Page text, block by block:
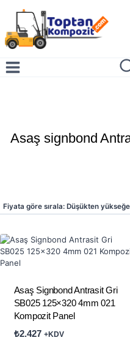
content
Asaş signbond
Asaş Signbond Antrasit Gri
SB025 125×320 4mm 021
Kompozit Panel
₺2.427 +KDV